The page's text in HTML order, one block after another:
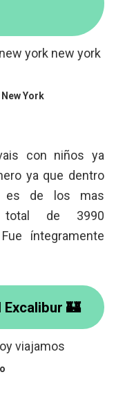
York
con niños ya
ya que dentro
es de los mas
total de 3990
íntegramente
Excalibur 🏰